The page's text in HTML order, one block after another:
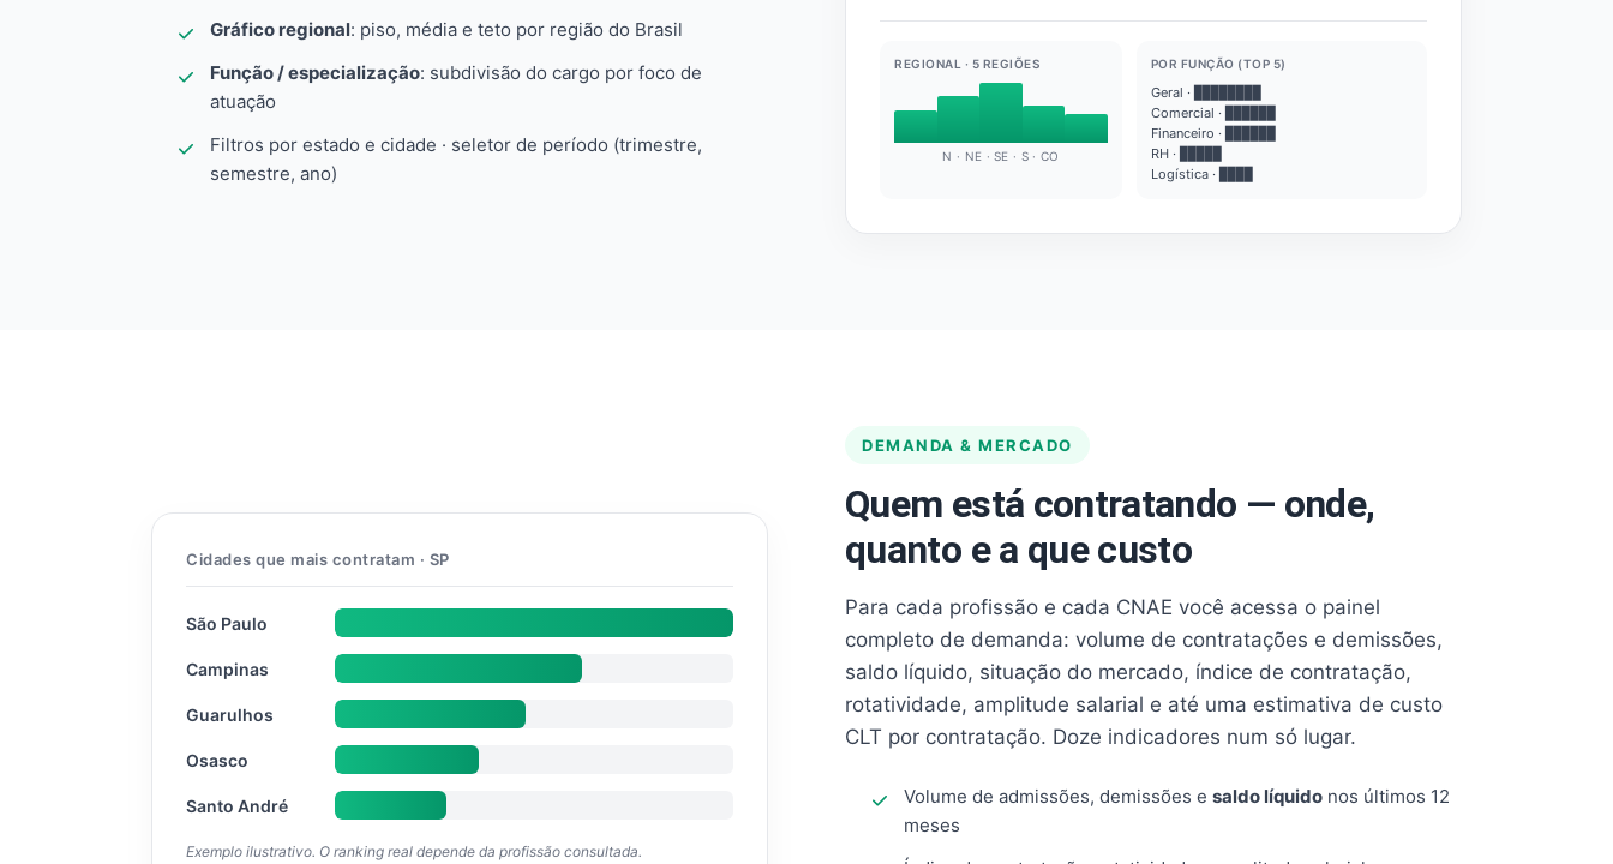
Gráfico regional: piso, média e teto por região do Brasil
Função / especialização: subdivisão do cargo por foco de
atuação
Filtros por estado e cidade · seletor de período (trimestre,
semestre, ano)
REGIONAL · 5 REGIÕES
N · NE · SE · S · CO
POR FUNÇÃO (TOP 5)
Geral · ████████
Comercial · ██████
Financeiro · ██████
RH · █████
Logística · ████
DEMANDA & MERCADO
Quem está contratando — onde,
quanto e a que custo
Para cada profissão e cada CNAE você acessa o painel
completo de demanda: volume de contratações e demissões,
saldo líquido, situação do mercado, índice de contratação,
rotatividade, amplitude salarial e até uma estimativa de custo
CLT por contratação. Doze indicadores num só lugar.
Volume de admissões, demissões e saldo líquido nos últimos 12
meses
Cidades que mais contratam · SP
São Paulo
Campinas
Guarulhos
Osasco
Santo André
Exemplo ilustrativo. O ranking real depende da profissão consultada.